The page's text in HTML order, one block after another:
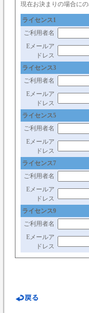
現在お決まりの場合に
ライセンス1
ご利用者名
Eメールア
ドレス
ライセンス3
ご利用者名
Eメールア
ドレス
ライセンス5
ご利用者名
Eメールア
ドレス
ライセンス7
ご利用者名
Eメールア
ドレス
ライセンス9
ご利用者名
Eメールア
ドレス